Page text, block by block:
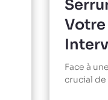
Votre
Face à
crucial de